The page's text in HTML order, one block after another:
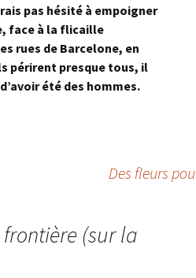
pas hésité à empoigner
face à la flicaille
rues de Barcelone, en
périrent presque tous, il
été des hommes.
Des fleurs
(sur la